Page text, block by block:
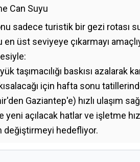
Can Suyu
sadece turistik bir gezi rotası
üst seviyeye çıkarmayı
taşımacılığı baskısı azalarak
için hafta sonu
Gaziantep'e) hızlı ulaşım
açılacak hatlar ve işletme
değiştirmeyi hedefliyor.